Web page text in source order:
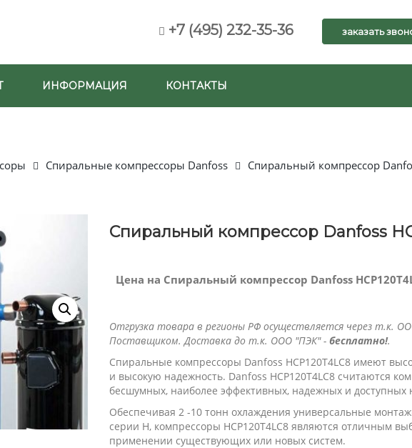
+7 (495) 232-35-36 заказать
ИНФОРМАЦИЯ КОНТАКТЫ
Спиральные компрессоры Danfoss Спиральный компрессор
Спиральный компрессор Danfoss
Цена на Спиральный компрессор Danfoss
Отгрузка товара в регионы РФ осуществляется через т.к.
Поставщиком. Доставка до т.к. ООО "ПЭК" - бесплатно!.
Cпиральные компрессоры Danfoss HCP120T4LC8 имеют
и высокую надежность. Danfoss HCP120T4LC8 считаются
бесшумных, наиболее эффективных, надежных и доступных
Обеспечивая 2 -10 тонн охлаждения универсальные
серии Н, компрессоры HCP120T4LC8 являются отличным
применении существующих или новых систем.